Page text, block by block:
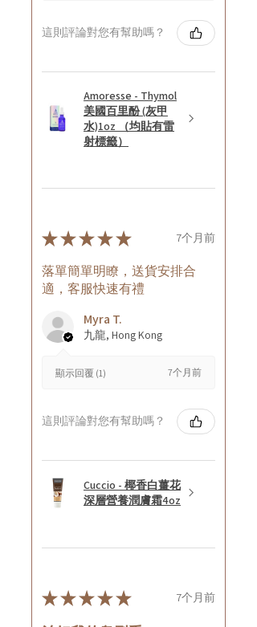
這則評論對您有幫助嗎？
Amoresse - Thymol
美國百里酚 (灰甲
水)1oz （均貼有雷
射標籤）
★★★★★ 7个月前
落單簡單明瞭，送貨安排合
適，客服快速有禮
Myra T.
九龍, Hong Kong
顯示回覆 (1) 7个月前
這則評論對您有幫助嗎？
Cuccio - 椰香白薑花
深層營養潤膚霜4oz
★★★★★ 7个月前